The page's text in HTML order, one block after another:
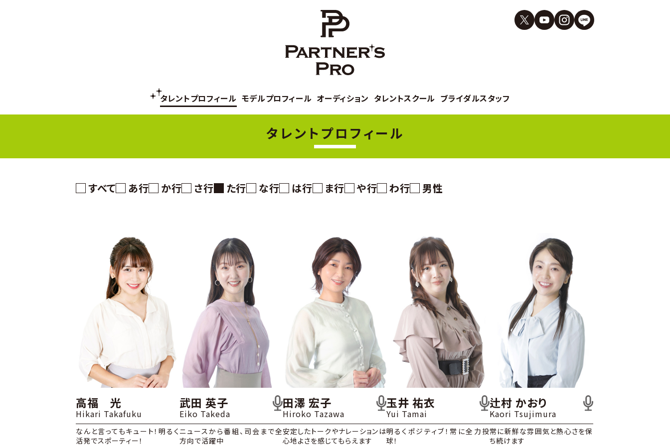
タレントプロフィール モデルプロフィール オーディション タレントスクール ブライダルスタッフ
タレントプロフィール
すべて あ行 か行 さ行 た行 な行 は行 ま行 や行 わ行 男性
高福 光
Hikari Takafuku
なんと言ってもキュート！明るく
活発でスポーティー！
武田 英子
Eiko Takeda
ニュースから番組、司会まで全
方向で活躍中
田澤 宏子
Hiroko Tazawa
安定したトークやナレーションは
心地よさを感じてもらえます
玉井 祐衣
Yui Tamai
明るくポジティブ！常に全力投
球！
辻村 かおり
Kaori Tsujimura
常に新鮮な雰囲気と熱心さを保
ち続けます